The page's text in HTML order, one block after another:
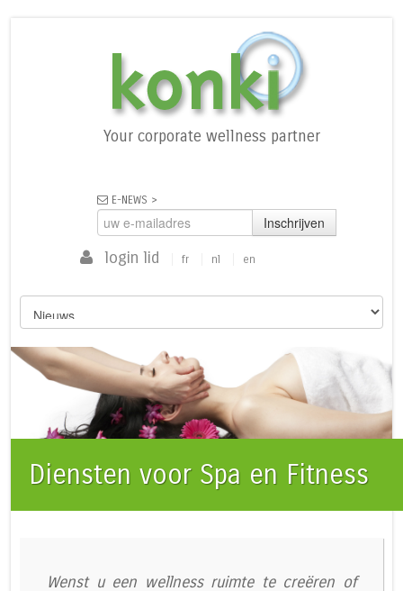
Your corporate wellness partner
E-NEWS >
Inschrijven
login lid fr nl en
Diensten voor Spa en Fitness
Wenst u een wellness ruimte te creëren of